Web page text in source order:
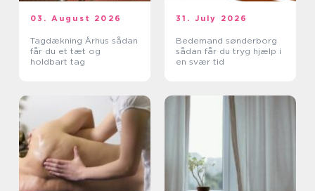
03. August 2026
Tagdækning Århus sådan
får du et tæt og
holdbart tag
31. July 2026
Bedemand sønderborg
sådan får du tryg hjælp i
en svær tid